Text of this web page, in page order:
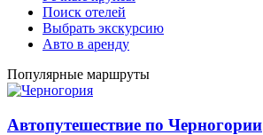
Поиск отелей
Выбрать экскурсию
Авто в аренду
Популярные маршруты
Автопутешествие по Черногории